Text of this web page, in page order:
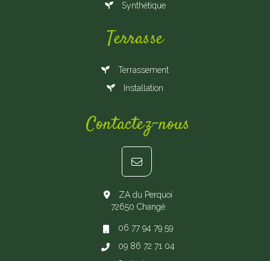
Synthétique
Terrasse
Terrassement
Installation
Contactez-nous
ZA du Perquoi
72650 Changé
06 77 94 79 59
09 86 72 71 04